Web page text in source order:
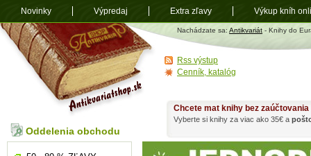
Antikvariát
shop.sk
Nachádzate sa: Antikvariát - Knihy do
Chcete mat knihy bez
Vyberte si knihy za viac ako 35€ a
Oddelenia obchodu
Rss výstup
Cenník, katalóg
Novinky Výpredaj Extra zľavy Výkup kníh